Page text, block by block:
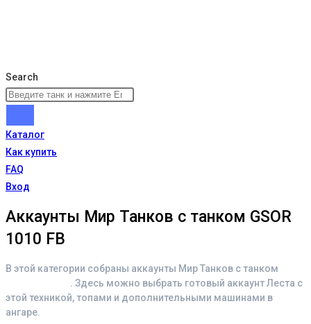
Search
Каталог
Как купить
FAQ
Вход
Аккаунты Мир Танков с танком GSOR
1010 FB
В этой категории собраны аккаунты Мир Танков с танком
. Здесь можно выбрать готовый аккаунт Леста с
этой техникой, топами и дополнительными машинами в
ангаре.